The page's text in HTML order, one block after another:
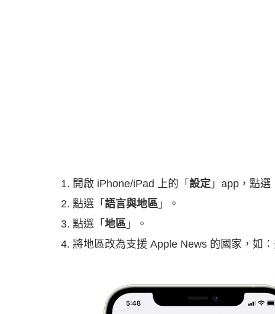
開啟 iPhone/iPad 上的「 設定 」app，點選
點選「 語言與地區 」。
點選「 地區 」。
將地區改為支援 Apple News 的國家，如